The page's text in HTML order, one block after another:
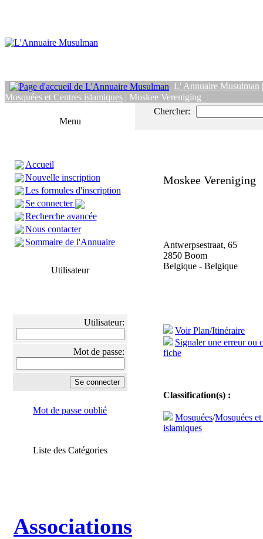
L' Annuaire Musulman
Mosquées et Centres islamiques | Moskee Vereniging
Menu
Accueil
Nouvelle inscription
Les formules d'inscription
Se connecter
Recherche avancée
Nous contacter
Sommaire de l'Annuaire
Utilisateur
Utilisateur:
Mot de passe:
Mot de passe oublié
Liste des Catégories
Associations
Chercher:
Moskee Vereniging
Antwerpsestraat, 65
2850 Boom
Belgique - Belgique
Voir Plan/Itinéraire
Signaler une erreur ou
fiche
Classification(s) :
Mosquées/Mosquées
islamiques